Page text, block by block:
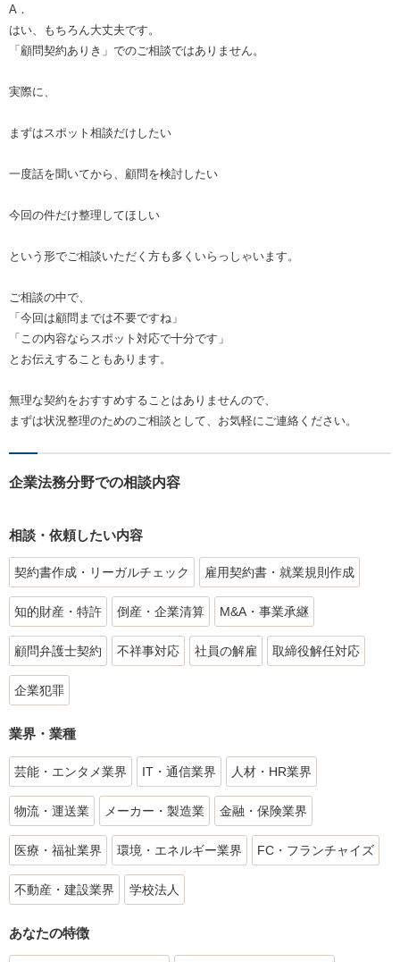
A．
はい、もちろん大丈夫です。
「顧問契約ありき」でのご相談ではありません。
実際に、
まずはスポット相談だけしたい
一度話を聞いてから、顧問を検討したい
今回の件だけ整理してほしい
という形でご相談いただく方も多くいらっしゃいます。
ご相談の中で、
「今回は顧問までは不要ですね」
「この内容ならスポット対応で十分です」
とお伝えすることもあります。
無理な契約をおすすめすることはありませんので、
まずは状況整理のためのご相談として、お気軽にご連絡ください。
企業法務分野での相談内容
相談・依頼したい内容
契約書作成・リーガルチェック 雇用契約書・就業規則作成
知的財産・特許 倒産・企業清算 M&A・事業承継
顧問弁護士契約 不祥事対応 社員の解雇 取締役解任対応
企業犯罪
業界・業種
芸能・エンタメ業界 IT・通信業界 人材・HR業界
物流・運送業 メーカー・製造業 金融・保険業界
医療・福祉業界 環境・エネルギー業界 FC・フランチャイズ
不動産・建設業界 学校法人
あなたの特徴